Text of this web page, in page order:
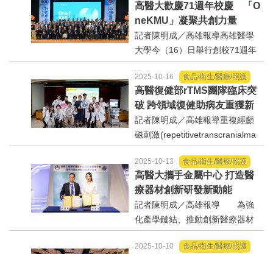
防災/救災
國安/國防/外交
自然/地理/景觀/地球
都市發展與都市建設
財務金融/稅制改革
極參與中央研究院主導的「台灣
精準醫療計畫」（TaiwanPrecisio
nMedicineInitiative,...
高醫大歡慶71週年校慶 「O
neKMU」凝聚共創力量
記者陳明成／高雄報導高雄醫學
大學今（16）日舉行創校71週年
校慶典禮，隆重邀請總統府資政
張博雅、屏東縣政府衛生局局長
張秀君及產、官、學、研各界貴
賓齊聚一堂，共同見證高醫大在
教育、醫療與研究領域的卓...
2025-10-16 食品/衛生/醫療/照護
高醫復健部rTMS團隊臨床突
破 跨領域復健助病友重獲新
生
記者陳明成／高雄報導重複經顱
磁刺激(repetitivetranscranialma
gneticstimulation,rTMS)是一種非
侵入性腦刺激技術。近年來，已
被廣泛應用於中風後肢體偏癱、
語言障礙、吞嚥困難以及部分精
神疾病(如...
2025-10-13 食品/衛生/醫療/照護
高醫大攜手金屬中心 打造醫
療器材創新研發新動能
記者陳明成／高雄報導 為強
化產學鏈結、推動創新醫療器材
研發與臨床應用落實，高雄醫學
大學與金屬工業研究發展中心
2025-10-10 食品/衛生/醫療/照護